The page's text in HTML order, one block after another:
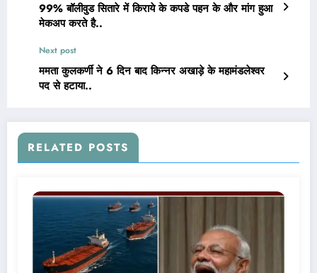
99% बॉलीवुड सितारे में किराये के कपडे पहन के और मांग हुआ
मेकअप करते है..
Next post
ममता कुलकर्णी ने 6 दिन बाद किन्नर अखाड़े के महामंडलेश्वर
पद से हटाया..
RELATED POSTS